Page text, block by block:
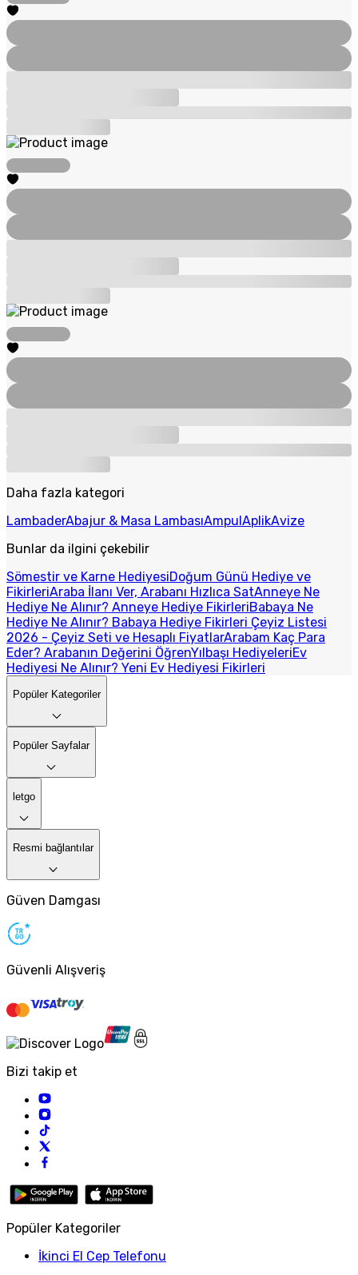
Daha fazla kategori
LambaderAbajur & Masa LambasıAmpulAplikAvize
Bunlar da ilgini çekebilir
Sömestir ve Karne HediyesiDoğum Günü Hediye ve
FikirleriAraba İlanı Ver, Arabanı Hızlıca SatAnneye Ne
Hediye Ne Alınır? Anneye Hediye FikirleriBabaya Ne
Hediye Ne Alınır? Babaya Hediye Fikirleri Çeyiz Listesi
2026 - Çeyiz Seti ve Hesaplı FiyatlarArabam Kaç Para
Eder? Arabanın Değerini ÖğrenYılbaşı HediyeleriEv
Hediyesi Ne Alınır? Yeni Ev Hediyesi Fikirleri
Popüler Kategoriler
Popüler Sayfalar
letgo
Resmi bağlantılar
Güven Damgası
Güvenli Alışveriş
Bizi takip et
Popüler Kategoriler
İkinci El Cep Telefonu